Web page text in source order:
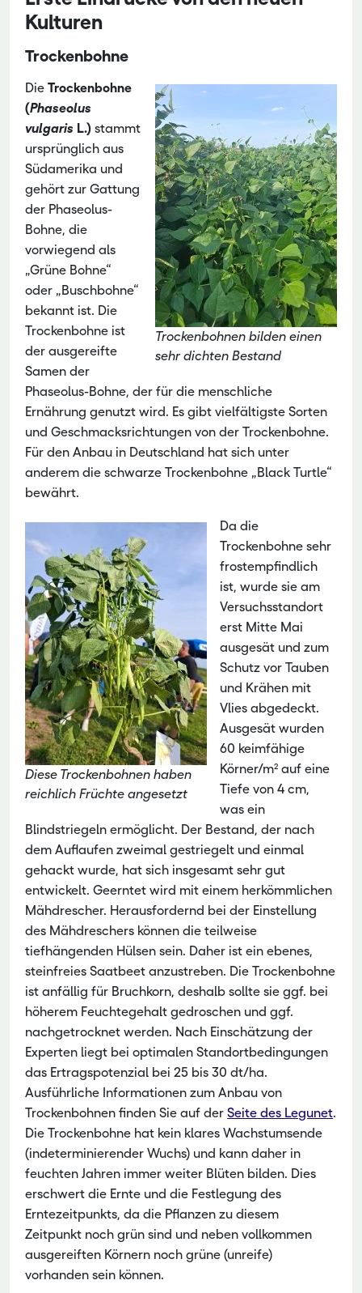
Kulturen
Trockenbohne
Trockenbohnen bilden einen
sehr dichten Bestand
DieTrockenbohne
(Phaseolus
vulgaris L.) stammt
ursprünglich aus
Südamerika und
gehört zur Gattung
der Phaseolus-
Bohne, die
vorwiegend als
„Grüne Bohne“
oder „Buschbohne“
bekannt ist. Die
Trockenbohne ist
der ausgereifte
Samen der
Phaseolus-Bohne, der für die menschliche
Ernährung genutzt wird. Es gibt vielfältigste Sorten
und Geschmacksrichtungen von der Trockenbohne.
Für den Anbau in Deutschland hat sich unter
anderem die schwarze Trockenbohne „Black Turtle“
bewährt.
Diese Trockenbohnen haben
reichlich Früchte angesetzt
Da die
Trockenbohne sehr
frostempfindlich
ist, wurde sie am
Versuchsstandort
erst Mitte Mai
ausgesät und zum
Schutz vor Tauben
und Krähen mit
Vlies abgedeckt.
Ausgesät wurden
60 keimfähige
Körner/m² auf eine
Tiefe von 4 cm,
was ein
Blindstriegeln ermöglicht. Der Bestand, der nach
dem Auflaufen zweimal gestriegelt und einmal
gehackt wurde, hat sich insgesamt sehr gut
entwickelt. Geerntet wird mit einem herkömmlichen
Mähdrescher. Herausfordernd bei der Einstellung
des Mähdreschers können die teilweise
tiefhängenden Hülsen sein. Daher ist ein ebenes,
steinfreies Saatbeet anzustreben. Die Trockenbohne
ist anfällig für Bruchkorn, deshalb sollte sie ggf. bei
höherem Feuchtegehalt gedroschen und ggf.
nachgetrocknet werden. Nach Einschätzung der
Experten liegt bei optimalen Standortbedingungen
das Ertragspotenzial bei 25 bis 30 dt/ha.
Ausführliche Informationen zum Anbau von
Trockenbohnen finden Sie auf derSeite des Legunet.
Die Trockenbohne hat kein klares Wachstumsende
(indeterminierender Wuchs) und kann daher in
feuchten Jahren immer weiter Blüten bilden. Dies
erschwert die Ernte und die Festlegung des
Erntezeitpunkts, da die Pflanzen zu diesem
Zeitpunkt noch grün sind und neben vollkommen
ausgereiften Körnern noch grüne (unreife)
vorhanden sein können.